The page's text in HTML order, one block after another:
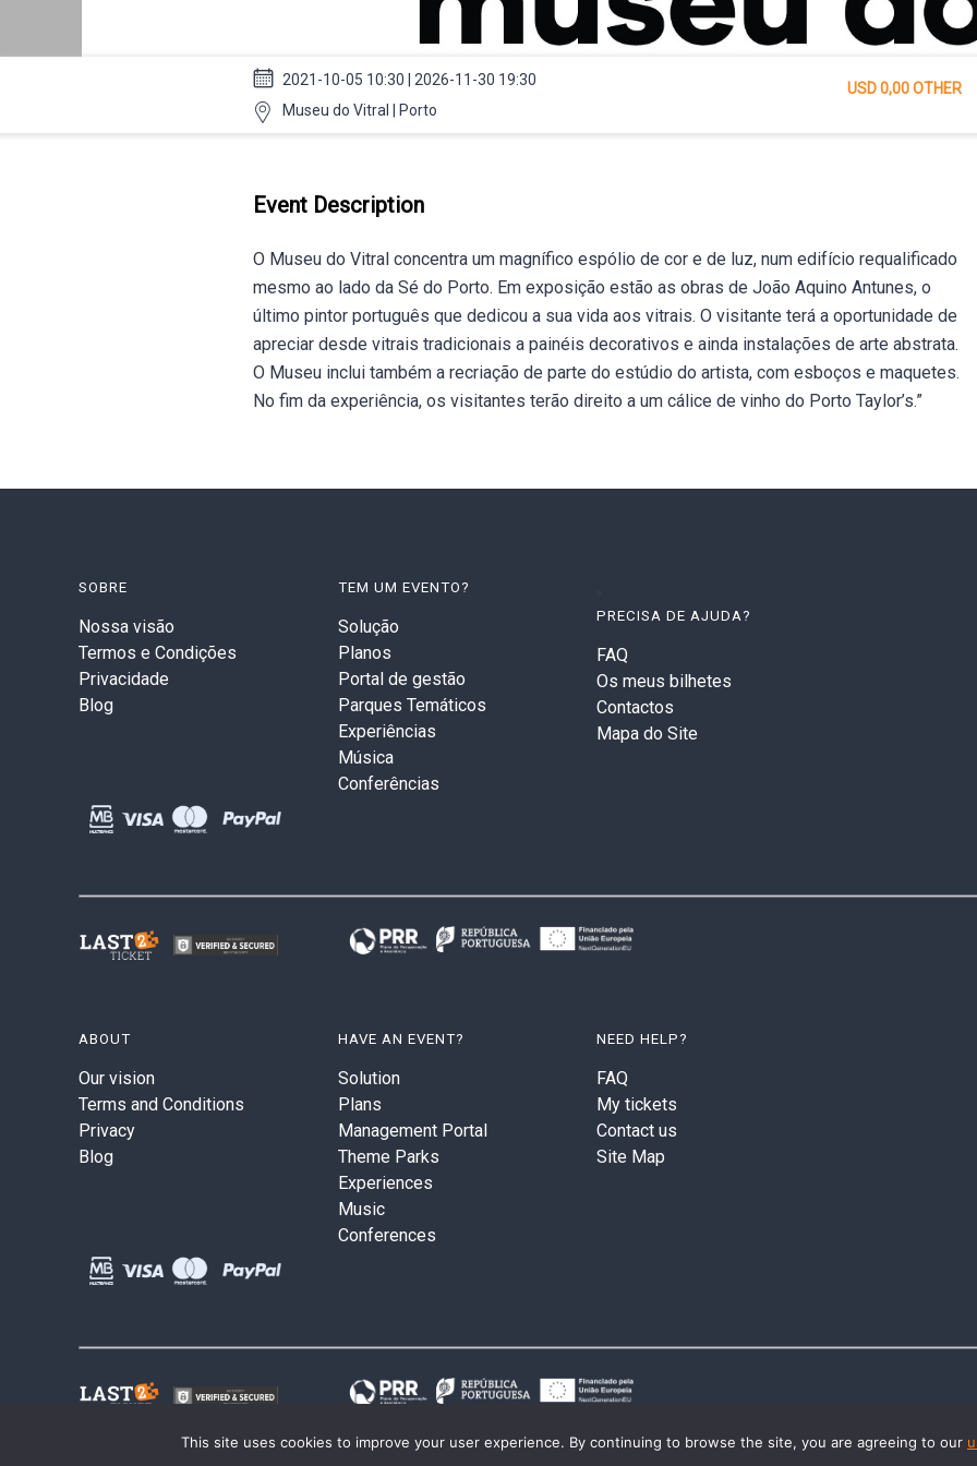
2021-10-05 10:30 | 2026-11-30 19:30
Museu do Vitral | Porto
USD 0,00 OTHER
Event Description
O Museu do Vitral concentra um magnífico espólio de cor e de luz, num edifício requalificado
mesmo ao lado da Sé do Porto. Em exposição estão as obras de João Aquino Antunes, o
último pintor português que dedicou a sua vida aos vitrais. O visitante terá a oportunidade de
apreciar desde vitrais tradicionais a painéis decorativos e ainda instalações de arte abstrata.
O Museu inclui também a recriação de parte do estúdio do artista, com esboços e maquetes.
No fim da experiência, os visitantes terão direito a um cálice de vinho do Porto Taylor’s.”
SOBRE
Nossa visão
Termos e Condições
Privacidade
Blog
TEM UM EVENTO?
Solução
Planos
Portal de gestão
Parques Temáticos
Experiências
Música
Conferências
PRECISA DE AJUDA?
FAQ
Os meus bilhetes
Contactos
Mapa do Site
ABOUT
Our vision
Terms and Conditions
Privacy
Blog
HAVE AN EVENT?
Solution
Plans
Management Portal
Theme Parks
Experiences
Music
Conferences
NEED HELP?
FAQ
My tickets
Contact us
Site Map
This site uses cookies to improve your user experience. By continuing to browse the site, you are agreeing to our